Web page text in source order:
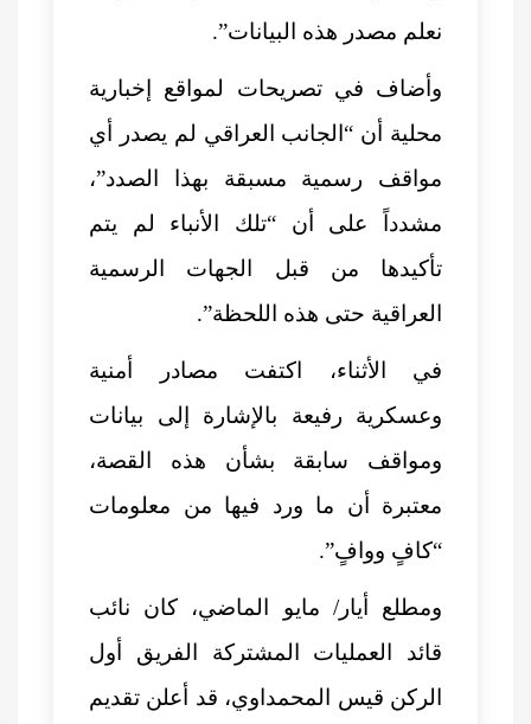
نعلم مصدر هذه البيانات”.
وأضاف في تصريحات لمواقع إخبارية
محلية أن “الجانب العراقي لم يصدر أي
مواقف رسمية مسبقة بهذا الصدد”،
مشدداً على أن “تلك الأنباء لم يتم
تأكيدها من قبل الجهات الرسمية
العراقية حتى هذه اللحظة”.
في الأثناء، اكتفت مصادر أمنية
وعسكرية رفيعة بالإشارة إلى بيانات
ومواقف سابقة بشأن هذه القصة،
معتبرة أن ما ورد فيها من معلومات
“كافٍ ووافٍ”.
ومطلع أيار/ مايو الماضي، كان نائب
قائد العمليات المشتركة الفريق أول
الركن قيس المحمداوي، قد أعلن تقديم